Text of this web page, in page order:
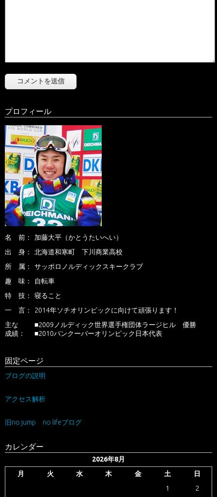
プロフィール
名 前： 加藤大平 （かとうたいへい）
出 身：
北海道和寒町 下川商業高校
所 属：
サッポロノルディックスキークラブ
趣 味：
自転車
特 技：
寝ること
一 言：
2014年ソチオリンピックに向けて頑張ります！
主な
成績：
■2009ノルディック世界選手権団体ラージヒル 優勝
■2010バンクーバーオリンピック日本代表
固定ページ
ブログの説明
アクセス解析
旧no jump no lifeブログ
カレンダー
2026年8月
月
火 水 木 金 土
日
1
2